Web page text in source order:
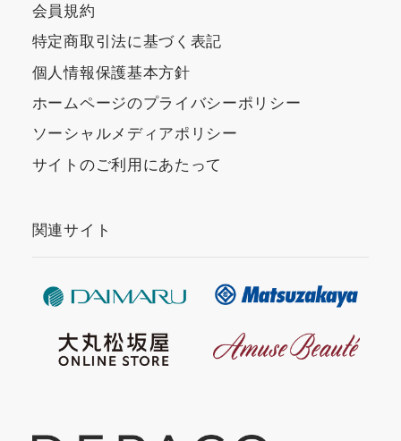
会員規約
特定商取引法に基づく表記
個人情報保護基本方針
ホームページのプライバシーポリシー
ソーシャルメディアポリシー
サイトのご利用にあたって
関連サイト